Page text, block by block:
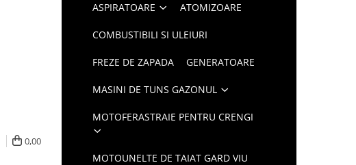
0,00
ASPIRATOARE ATOMIZOARE
COMBUSTIBILI SI ULEIURI
FREZE DE ZAPADA GENERATOARE
MASINI DE TUNS GAZONUL
MOTOFERASTRAIE PENTRU CRENGI
MOTOUNELTE DE TAIAT GARD VIU